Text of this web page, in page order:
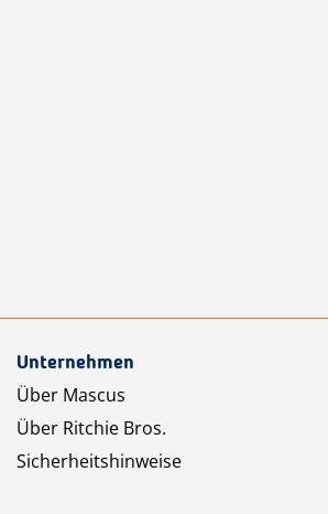
Unternehmen
Über Mascus
Über Ritchie Bros.
Sicherheitshinweise